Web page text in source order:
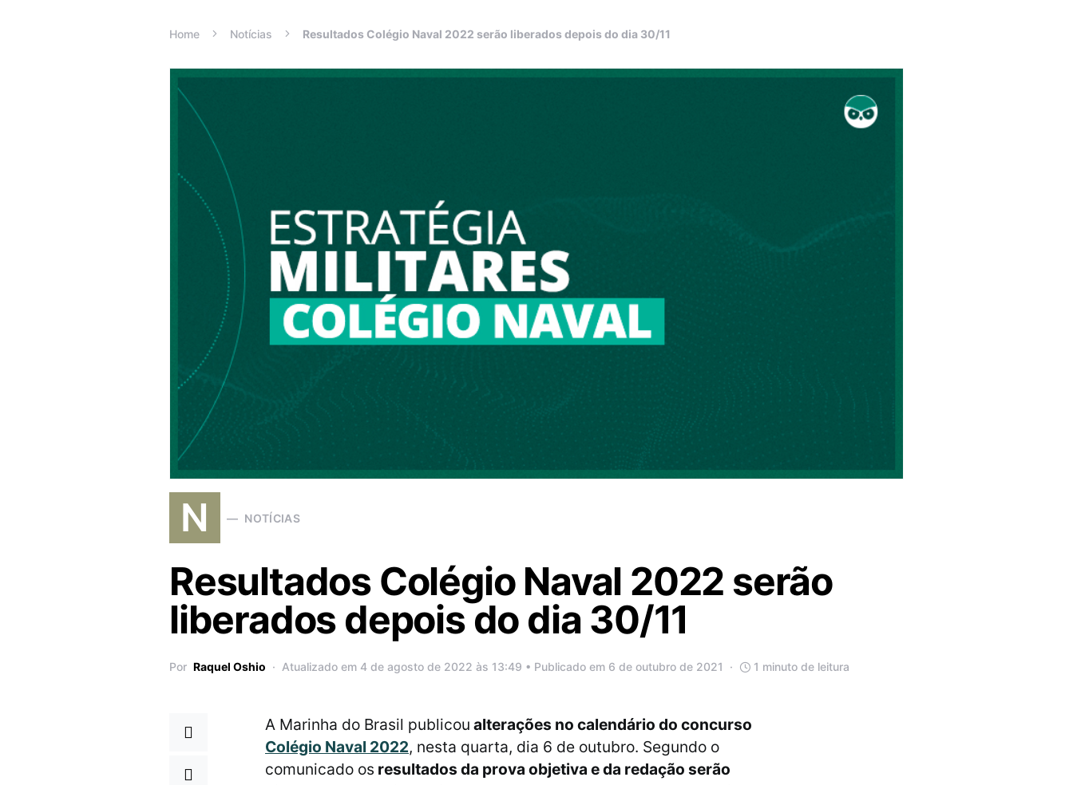
Home Notícias Resultados Colégio Naval 2022 serão liberados depois do dia 30/11
N NOTÍCIAS
Resultados Colégio Naval 2022 serão
liberados depois do dia 30/11
Por Raquel Oshio Atualizado em 4 de agosto de 2022 às 13:49 • Publicado em 6 de outubro de 2021 1 minuto de leitura
A Marinha do Brasil publicou alterações no calendário do concurso
Colégio Naval 2022, nesta quarta, dia 6 de outubro. Segundo o
comunicado os resultados da prova objetiva e da redação serão